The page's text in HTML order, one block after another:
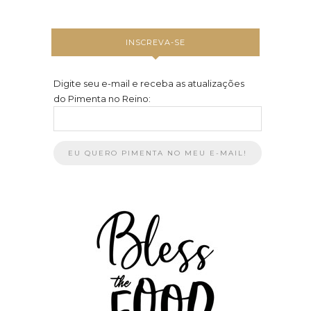
INSCREVA-SE
Digite seu e-mail e receba as atualizações
do Pimenta no Reino: